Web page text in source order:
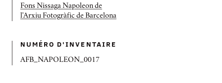
Fons Nissaga Napoleon de
l'Arxiu Fotogràfic de Barcelona
NUMÉRO D'INVENTAIRE
AFB_NAPOLEON_0017